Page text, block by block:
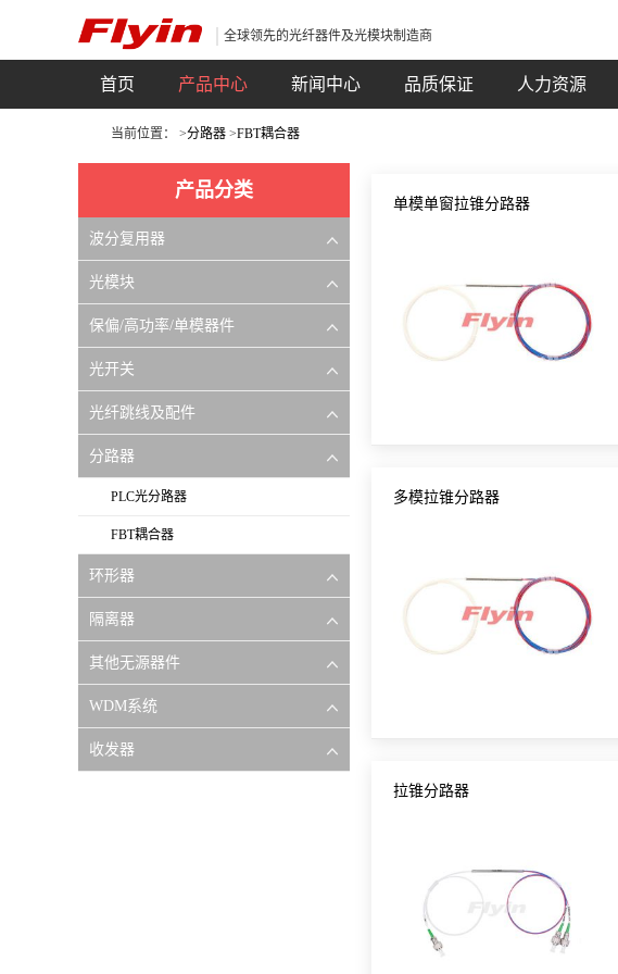
全球领先的光纤器件及光模块制造商
首页 产品中心 新闻中心 品质保证 人力资源
当前位置： >分路器 >FBT耦合器
产品分类
波分复用器
光模块
保偏/高功率/单模器件
光开关
光纤跳线及配件
分路器
PLC光分路器
FBT耦合器
环形器
隔离器
其他无源器件
WDM系统
收发器
单模单窗拉锥分路器
多模拉锥分路器
拉锥分路器